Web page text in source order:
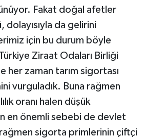
Fakat doğal afetler
dolayısıyla da gelirini
için bu durum böyle
Ziraat Odaları Birliği
her zaman tarım sigortası
vurguladık. Buna rağmen
oranı halen düşük
en önemli sebebi de devlet
sigorta primlerinin çiftçi